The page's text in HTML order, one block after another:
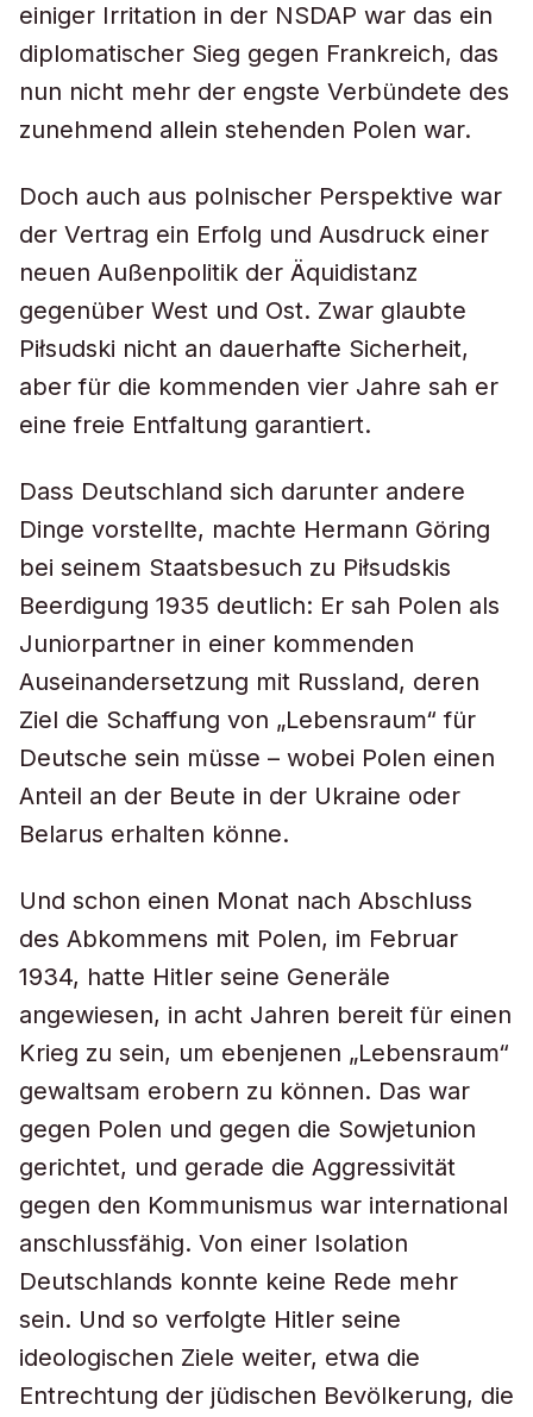
einiger Irritation in der NSDAP war das ein
diplomatischer Sieg gegen Frankreich, das
nun nicht mehr der engste Verbündete des
zunehmend allein stehenden Polen war.
Doch auch aus polnischer Perspektive war
der Vertrag ein Erfolg und Ausdruck einer
neuen Außenpolitik der Äquidistanz
gegenüber West und Ost. Zwar glaubte
Piłsudski nicht an dauerhafte Sicherheit,
aber für die kommenden vier Jahre sah er
eine freie Entfaltung garantiert.
Dass Deutschland sich darunter andere
Dinge vorstellte, machte Hermann Göring
bei seinem Staatsbesuch zu Piłsudskis
Beerdigung 1935 deutlich: Er sah Polen als
Juniorpartner in einer kommenden
Auseinandersetzung mit Russland, deren
Ziel die Schaffung von „Lebensraum“ für
Deutsche sein müsse – wobei Polen einen
Anteil an der Beute in der Ukraine oder
Belarus erhalten könne.
Und schon einen Monat nach Abschluss
des Abkommens mit Polen, im Februar
1934, hatte Hitler seine Generäle
angewiesen, in acht Jahren bereit für einen
Krieg zu sein, um ebenjenen „Lebensraum“
gewaltsam erobern zu können. Das war
gegen Polen und gegen die Sowjetunion
gerichtet, und gerade die Aggressivität
gegen den Kommunismus war international
anschlussfähig. Von einer Isolation
Deutschlands konnte keine Rede mehr
sein. Und so verfolgte Hitler seine
ideologischen Ziele weiter, etwa die
Entrechtung der jüdischen Bevölkerung, die